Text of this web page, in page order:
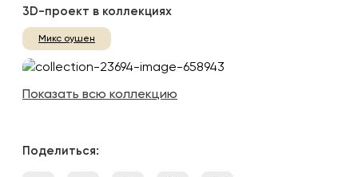
3D-проект в коллекциях
Микс оушен
Показать всю коллекцию
Поделиться: